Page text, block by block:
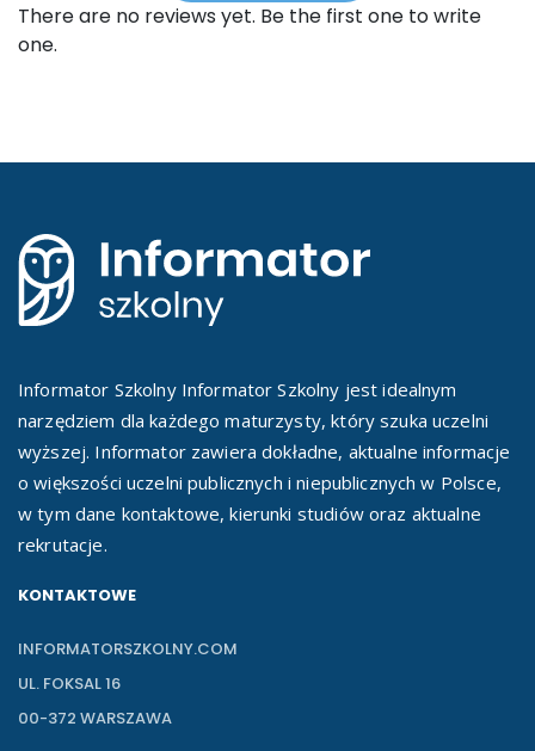
There are no reviews yet. Be the first one to write
one.
Informator Szkolny Informator Szkolny jest idealnym
narzędziem dla każdego maturzysty, który szuka uczelni
wyższej. Informator zawiera dokładne, aktualne informacje
o większości uczelni publicznych i niepublicznych w Polsce,
w tym dane kontaktowe, kierunki studiów oraz aktualne
rekrutacje.
KONTAKTOWE
INFORMATORSZKOLNY.COM
UL. FOKSAL 16
00-372 WARSZAWA